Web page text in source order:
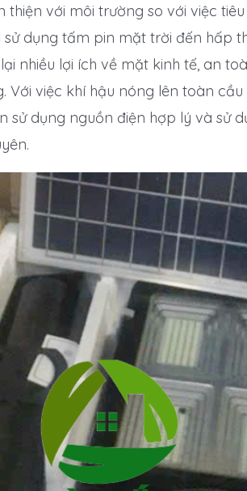
với môi trường so với việc
dụng tấm pin mặt trời đến hấp
nhiều lợi ích về mặt kinh tế, an
việc khí hậu nóng lên toàn
sử dụng nguồn điện hợp lý và sử